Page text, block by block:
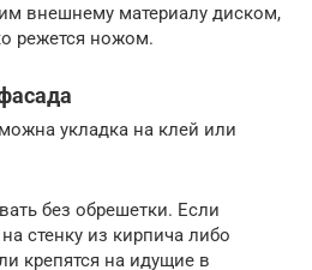
внешнему материалу диском,
режется ножом.
укладка на клей или
без обрешетки. Если
стенку из кирпича либо
крепятся на идущие в